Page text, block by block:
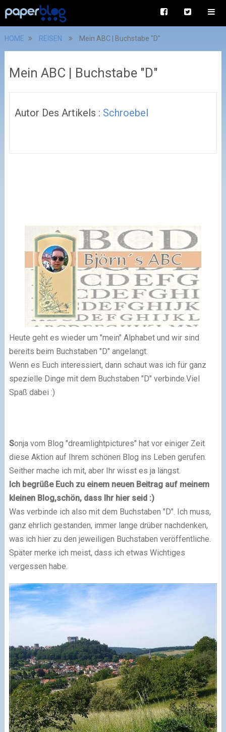
HOME REISEN Mein ABC | Buchstabe "D"
Mein ABC | Buchstabe "D"
Autor Des Artikels : Schroebel
Heute geht es wieder um "mein" Alphabet und wir sind
bereits beim Buchstaben "D" angelangt.
Wenn es Euch interessiert, dann schaut was ich für ganz
spezielle Dinge mit dem Buchstaben "D" verbinde. Viel
Spaß dabei :)
Sonja vom Blog "dreamlightpictures" hat vor einiger Zeit
diese Aktion auf Ihrem schönen Blog ins Leben gerufen.
Seither mache ich mit, aber Ihr wisst es ja längst.
Ich begrüße Euch zu einem neuen Beitrag auf meinem
kleinen Blog,schön, dass Ihr hier seid :)
Was verbinde ich also mit dem Buchstaben "D". Ich muss,
ganz ehrlich gestanden, immer lange drüber nachdenken,
was ich hier zu den jeweiligen Buchstaben veröffentliche.
Später merke ich meist, dass ich etwas Wichtiges
vergessen habe.